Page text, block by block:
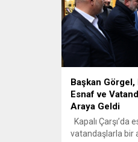
Başkan Görgel,
Esnaf ve
Araya Geldi
Kapalı Çarşı’da
vatandaşlarla bir